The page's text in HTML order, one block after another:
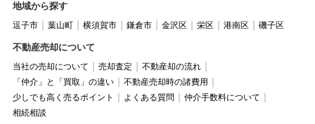
地域から探す
逗子市 葉山町 横須賀市 鎌倉市 金沢区 栄区 港南区 磯子区
不動産売却について
当社の売却について 売却査定
不動産却の流れ
「仲介」と「買取」の違い
不動産売却時の諸費用
少しでも高く売るポイント
よくある質問
仲介手数料について
相続相談